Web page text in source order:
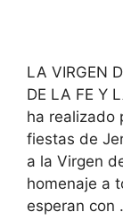
LA VIRGEN
DE LA FE Y
ha realizado
fiestas de
a la Virgen
homenaje a
esperan con